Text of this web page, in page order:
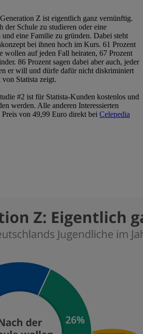
Z ist eigentlich ganz vernünftig.
der Schule zu studieren oder eine
eine Familie zu gründen. Dabei steht
bei ihnen hoch im Kurs. 61 Prozent
wollen auf jeden Fall heiraten, 67 Prozent
86 Prozent sagen dabei aber auch, jeder
er will und dürfe dafür nicht diskriminiert
Statista zeigt.
#2 ist für Statista-Kunden kostenlos und
werden. Alle anderen Interessierten
von 49,99 Euro direkt bei Celepedia